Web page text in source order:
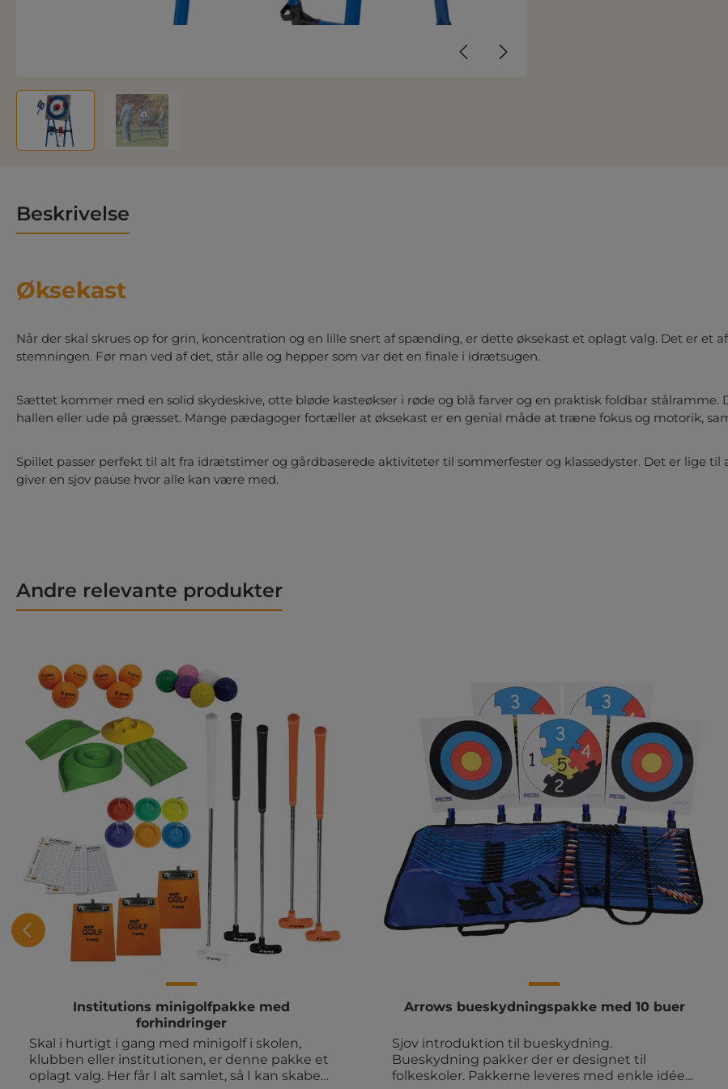
Beskrivelse
Øksekast
Når der skal skrues op for grin, koncentration og en lille snert af spænding, er dette øksekast et oplagt valg. Det er et
stemningen. Før man ved af det, står alle og hepper som var det en finale i idrætsugen.
Sættet kommer med en solid skydeskive, otte bløde kasteøkser i røde og blå farver og en praktisk foldbar
hallen eller ude på græsset. Mange pædagoger fortæller at øksekast er en genial måde at træne fokus og motorik,
Spillet passer perfekt til alt fra idrætstimer og gårdbaserede aktiviteter til sommerfester og klassedyster. Det er lige
giver en sjov pause hvor alle kan være med.
Andre relevante produkter
Institutions minigolfpakke med
forhindringer
Skal i hurtigt i gang med minigolf i skolen,
klubben eller institutionen, er denne pakke et
oplagt valg. Her får I alt samlet, så I kan skabe
Arrows bueskydningspakke med 10 buer
Sjov introduktion til bueskydning.
Bueskydning pakker der er designet til
folkeskoler. Pakkerne leveres med enkle idéer